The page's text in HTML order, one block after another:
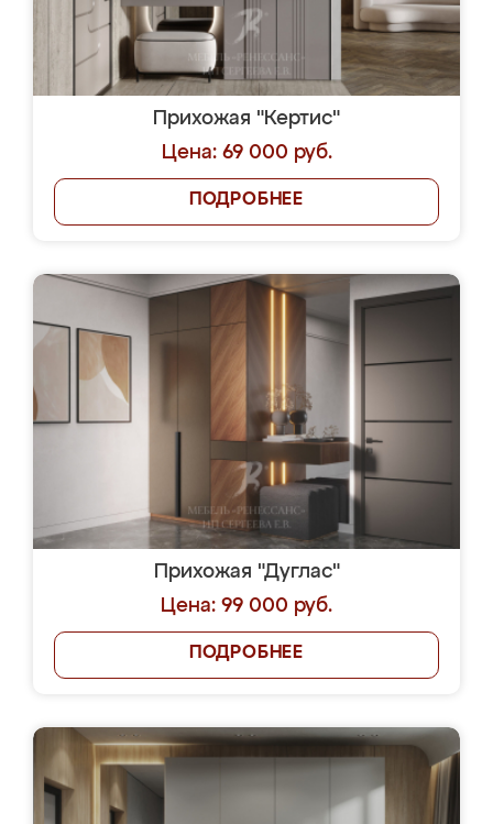
Прихожая "Кертис"
Цена: 69 000 руб.
ПОДРОБНЕЕ
Прихожая "Дуглас"
Цена: 99 000 руб.
ПОДРОБНЕЕ